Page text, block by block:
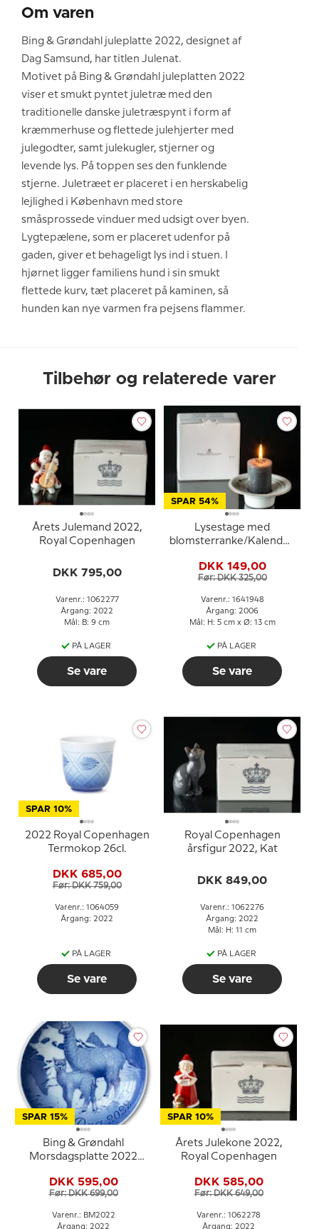
Om varen
Bing & Grøndahl juleplatte 2022, designet af
Dag Samsund, har titlen Julenat.
Motivet på Bing & Grøndahl juleplatten 2022
viser et smukt pyntet juletræ med den
traditionelle danske juletræspynt i form af
kræmmerhuse og flettede julehjerter med
julegodter, samt julekugler, stjerner og
levende lys. På toppen ses den funklende
stjerne. Juletræet er placeret i en herskabelig
lejlighed i København med store
småsprossede vinduer med udsigt over byen.
Lygtepælene, som er placeret udenfor på
gaden, giver et behageligt lys ind i stuen. I
hjørnet ligger familiens hund i sin smukt
flettede kurv, tæt placeret på kaminen, så
hunden kan nye varmen fra pejsens flammer.
Tilbehør og relaterede varer
Årets Julemand 2022,
Royal Copenhagen
DKK 795,00
Varenr.: 1062277
Årgang: 2022
Mål: B: 9 cm
PÅ LAGER
Se vare
SPAR 54%
Lysestage med
blomsterranke/
DKK 149,00
Før: DKK 325,00
Varenr.: 1641948
Årgang: 2006
Mål: H: 5 cm x Ø: 13 cm
PÅ LAGER
Se vare
SPAR 10%
2022 Royal Copenhagen
Termokop 26cl.
DKK 685,00
Før: DKK 759,00
Varenr.: 1064059
Årgang: 2022
PÅ LAGER
Se vare
Royal Copenhagen
årsfigur 2022, Kat
DKK 849,00
Varenr.: 1062276
Årgang: 2022
Mål: H: 11 cm
PÅ LAGER
Se vare
SPAR 15%
Bing & Grøndahl
Morsdagsplatte 2022
DKK 595,00
Før: DKK 699,00
Varenr.: BM2022
Årgang: 2022
SPAR 10%
Årets Julekone 2022,
Royal Copenhagen
DKK 585,00
Før: DKK 649,00
Varenr.: 1062278
Årgang: 2022